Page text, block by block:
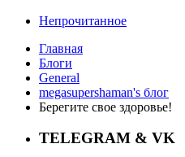
Непрочитанное
Главная
Блоги
General
megasupershaman's блог
Берегите свое здоровье!
TELEGRAM & VK